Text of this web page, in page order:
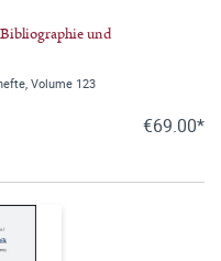
und
Volume 123
€69.00*